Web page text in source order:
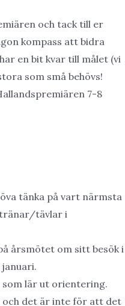
och tack till er
kompass att bidra
en bit kvar till målet (vi
som små behövs!
7-8
tänka på vart närmsta
tränar/tävlar i
årsmötet om sitt besök i
lär ut orientering.
och det är inte för att det